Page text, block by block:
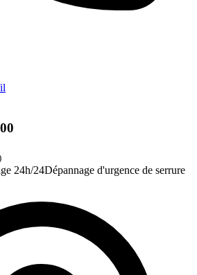
24h/24Dépannage d'urgence de serrure